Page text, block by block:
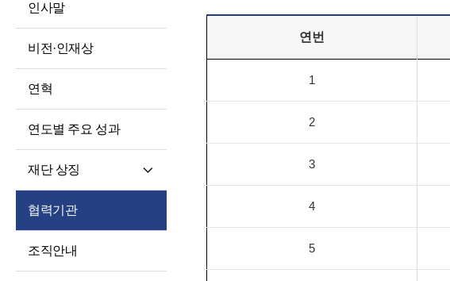
인사말
비전·인재상
연혁
연도별 주요 성과
재단 상징
협력기관
조직안내
연번
1
2
3
4
5